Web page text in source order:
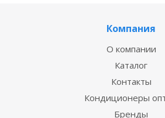
Компания
О компании
Каталог
Контакты
Кондиционеры
Бренды